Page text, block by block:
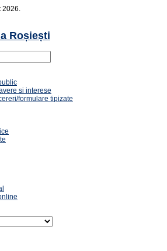
2026.
si interese
formulare tipizate